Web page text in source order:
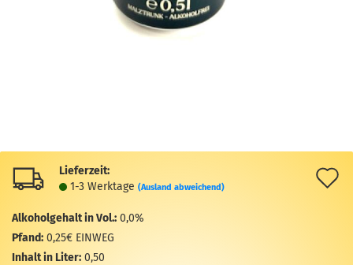
Lieferzeit:
1-3 Werktage (Ausland abweichend)
Alkoholgehalt in Vol.: 0,0%
Pfand: 0,25€ EINWEG
Inhalt in Liter: 0,50